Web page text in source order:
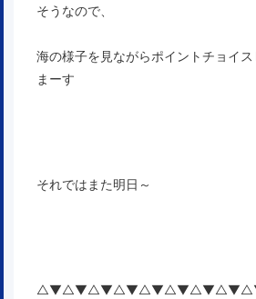
そうなので、
海の様子を見ながらポイントチョイ
まーす
それではまた明日～